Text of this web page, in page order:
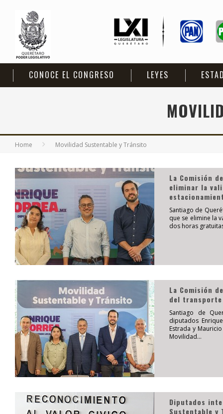
CONOCE EL CONGRESO LEYES
Home Movilidad Sustentable y Tránsito
La Comisión
eliminar la
Santiago de
que se elimine la
dos horas
La Comisión
del
Santiago de
diputados
Estrada y
Movilidad...
Diputados
Sustentable y